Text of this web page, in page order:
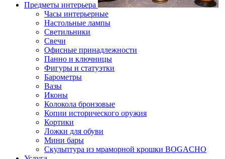
Предметы интерьера
Часы интерьерные
Настольные лампы
Светильники
Свечи
Офисные принадлежности
Панно и ключницы
Фигуры и статуэтки
Барометры
Вазы
Иконы
Колокола бронзовые
Копии исторического оружия
Кортики
Ложки для обуви
Мини бары
Скульптура из мраморной крошки BOGACHO